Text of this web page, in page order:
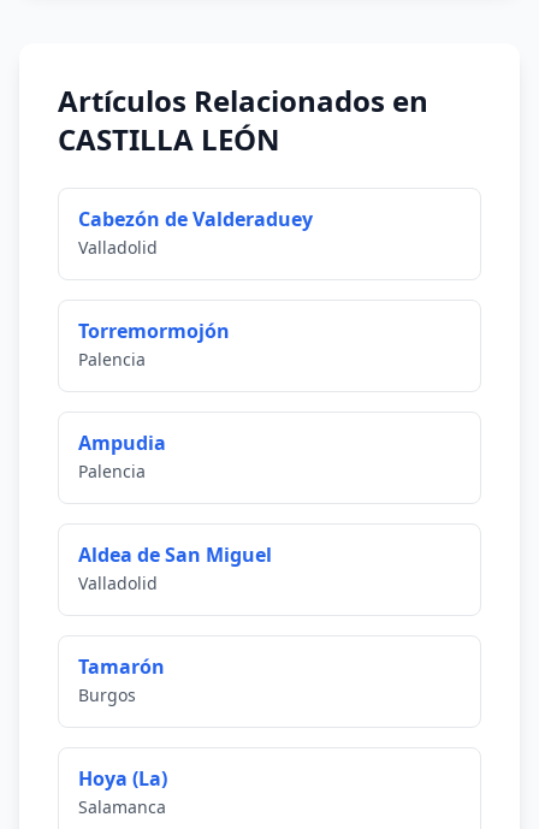
Artículos Relacionados en
CASTILLA LEÓN
Cabezón de Valderaduey
Valladolid
Torremormojón
Palencia
Ampudia
Palencia
Aldea de San Miguel
Valladolid
Tamarón
Burgos
Hoya (La)
Salamanca